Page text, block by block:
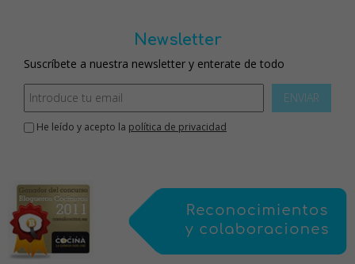
Newsletter
Suscríbete a nuestra newsletter y enterate de todo
ENVIAR
He leído y acepto la política de privacidad